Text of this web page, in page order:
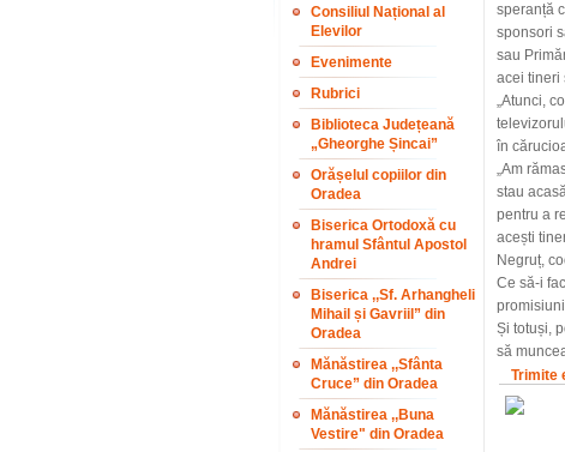
Consiliul Național al
Elevilor
Evenimente
Rubrici
Biblioteca Județeană
„Gheorghe Șincai”
Orășelul copiilor din
Oradea
Biserica Ortodoxă cu
hramul Sfântul Apostol
Andrei
Biserica ,,Sf. Arhangheli
Mihail și Gavriil” din
Oradea
Mănăstirea ,,Sfânta
Cruce” din Oradea
Mănăstirea ,,Buna
Vestire" din Oradea
speranță
sponsori
sau
acei tineri
„Atunci,
în
„Am
stau
pentru a
acești
Negruț,
Ce să-i
Și totuși,
să
Trimite